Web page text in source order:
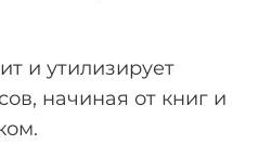
и утилизирует
начиная от книг и